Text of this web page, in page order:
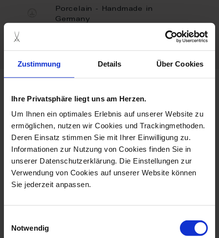
Zustimmung Details Über Cookies
Ihre Privatsphäre liegt uns am Herzen.
Um Ihnen ein optimales Erlebnis auf unserer Website zu
ermöglichen, nutzen wir Cookies und Trackingmethoden.
Deren Einsatz stimmen Sie mit Ihrer Einwilligung zu.
Informationen zur Nutzung von Cookies finden Sie in
unserer Datenschutzerklärung. Die Einstellungen zur
Verwendung von Cookies auf unserer Website können
Sie jederzeit anpassen.
Notwendig
Porcelain - Handmade in
Germany
collection
Bird Drake, Coloured,